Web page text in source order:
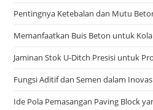
Pentingnya Ketebalan dan Mutu
Memanfaatkan Buis Beton untuk
Jaminan Stok U-Ditch Presisi untuk
Fungsi Aditif dan Semen dalam
Ide Pola Pemasangan Paving Block